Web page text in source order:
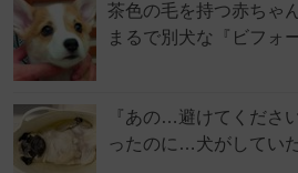
茶色の毛を持つ赤ち
まるで別犬な『ビフォ
『あの…避けてくださ
ったのに…犬がしてい